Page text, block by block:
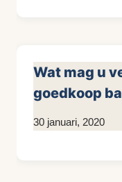
Wat mag u
goedkoop
Door
30 januari, 2020